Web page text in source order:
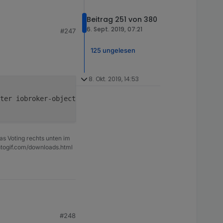
directory, open '/opt/iobroker/iobroker-data/files/
iobroker/node_modules/iobroker.javascript/lib/
directory, open '/opt/iobroker/iobroker-data/files/
#247
iobroker-objects
Voting rechts unten im
downloads.html
#248
Beitrag 251 von 380
6. Sept. 2019, 07:21
125 ungelesen
8. Okt. 2019, 14:53